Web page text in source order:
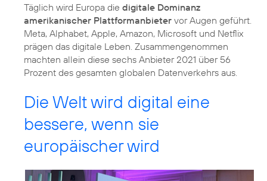
Täglich wird Europa die digitale Dominanz
amerikanischer Plattformanbieter vor Augen geführt.
Meta, Alphabet, Apple, Amazon, Microsoft und Netflix
prägen das digitale Leben. Zusammengenommen
machten allein diese sechs Anbieter 2021 über 56
Prozent des gesamten globalen Datenverkehrs aus.
Die Welt wird digital eine
bessere, wenn sie
europäischer wird